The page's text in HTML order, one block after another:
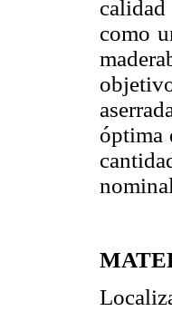
como
óptima